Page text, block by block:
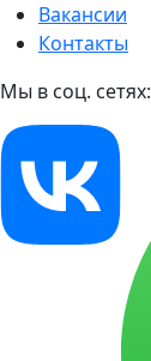
Вакансии
Контакты
Мы в соц. сетях: